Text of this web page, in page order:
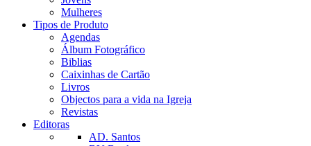
Mulheres
Tipos de Produto
Agendas
Álbum Fotográfico
Biblias
Caixinhas de Cartão
Livros
Objectos para a vida na Igreja
Revistas
Editoras
AD. Santos